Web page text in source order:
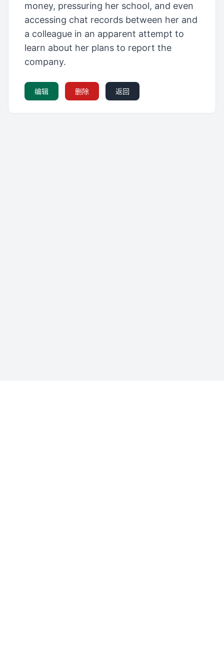
money, pressuring her school, and even
accessing chat records between her and
a colleague in an apparent attempt to
learn about her plans to report the
company.
编辑 删除 返回